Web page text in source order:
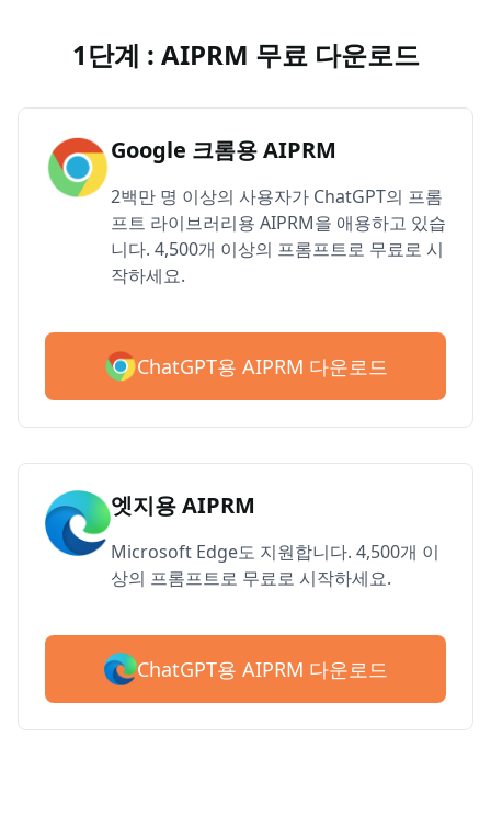
1단계 : AIPRM 무료 다운로드
Google 크롬용 AIPRM
2백만 명 이상의 사용자가 ChatGPT의 프롬
프트 라이브러리용 AIPRM을 애용하고 있습
니다. 4,500개 이상의 프롬프트로 무료로 시
작하세요.
ChatGPT용 AIPRM 다운로드
엣지용 AIPRM
Microsoft Edge도 지원합니다. 4,500개 이
상의 프롬프트로 무료로 시작하세요.
ChatGPT용 AIPRM 다운로드